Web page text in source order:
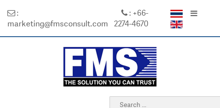
:
marketing@fmsconsult.com
: +66-
2274-4670